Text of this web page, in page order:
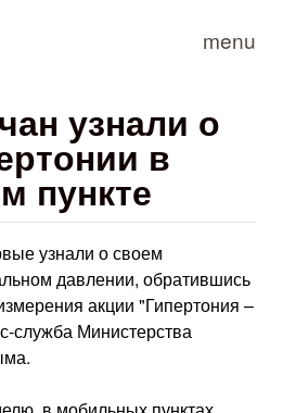
menu
узнали о
в
пункте
узнали о своем
давлении, обратившись
акции "Гипертония –
служба Министерства